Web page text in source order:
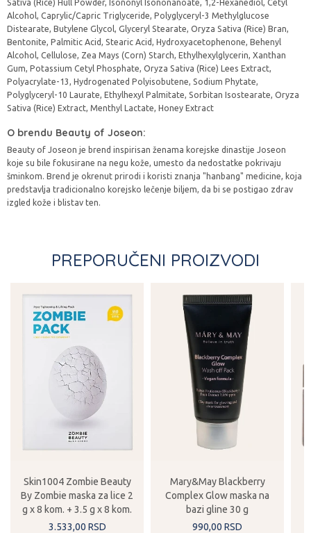
Sativa (Rice) Hull Powder, Isononyl Isononanoate, 1,2-Hexanediol, Cetyl
Alcohol, Caprylic/Capric Triglyceride, Polyglyceryl-3 Methylglucose
Distearate, Butylene Glycol, Glyceryl Stearate, Oryza Sativa (Rice) Bran,
Bentonite, Palmitic Acid, Stearic Acid, Hydroxyacetophenone, Behenyl
Alcohol, Cellulose, Zea Mays (Corn) Starch, Ethylhexylglycerin, Xanthan
Gum, Potassium Cetyl Phosphate, Oryza Sativa (Rice) Lees Extract,
Polyacrylate-13, Hydrogenated Polyisobutene, Sodium Phytate,
Polyglyceryl-10 Laurate, Ethylhexyl Palmitate, Sorbitan Isostearate, Oryza
Sativa (Rice) Extract, Menthyl Lactate, Honey Extract
O brendu Beauty of Joseon:
Beauty of Joseon je brend inspirisan ženama korejske dinastije Joseon
koje su bile fokusirane na negu kože, umesto da nedostatke pokrivaju
šminkom. Brend je okrenut prirodi i koristi znanja "hanbang" medicine, koja
predstavlja tradicionalno korejsko lečenje biljem, da bi se postigao zdrav
izgled kože i blistav ten.
PREPORUČENI PROIZVODI
Skin1004 Zombie Beauty
By Zombie maska za lice 2
g x 8 kom. + 3.5 g x 8 kom.
3.533,00 RSD
Mary&May Blackberry
Complex Glow maska na
bazi gline 30 g
990,00 RSD